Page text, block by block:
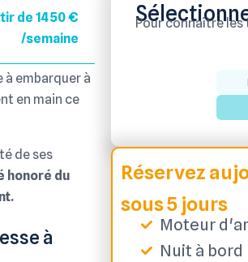
de 1450 €
/semaine
à embarquer à
en main ce
de ses
honoré du
à
Pour connaître
Réservez
sous 5 jours
Moteur
Nuit à